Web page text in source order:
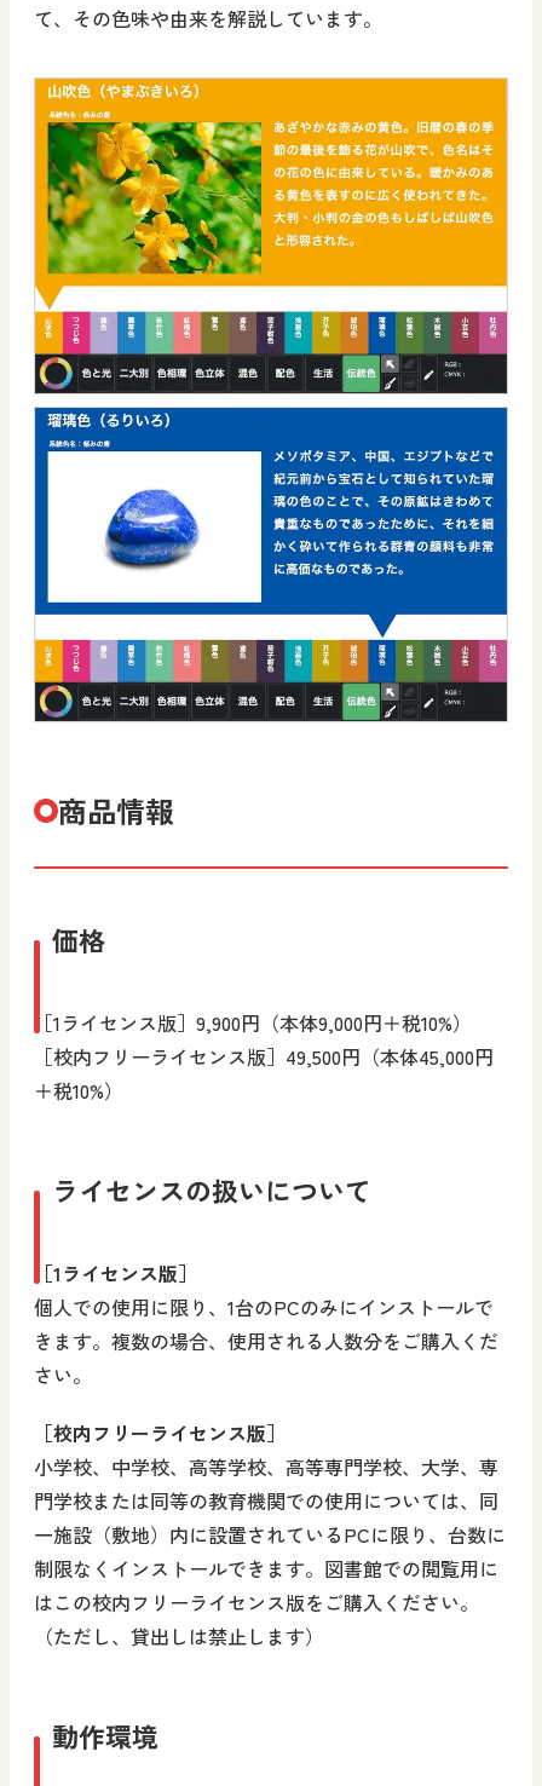
て、その色味や由来を解説しています。
商品情報
価格
［1ライセンス版］9,900円（本体9,000円＋税10%）
［校内フリーライセンス版］49,500円（本体45,000円
＋税10%）
ライセンスの扱いについて
［1ライセンス版］
個人での使用に限り、1台のPCのみにインストールで
きます。複数の場合、使用される人数分をご購入くだ
さい。
［校内フリーライセンス版］
小学校、中学校、高等学校、高等専門学校、大学、専
門学校または同等の教育機関での使用については、同
一施設（敷地）内に設置されているPCに限り、台数に
制限なくインストールできます。図書館での閲覧用に
はこの校内フリーライセンス版をご購入ください。
（ただし、貸出しは禁止します）
動作環境